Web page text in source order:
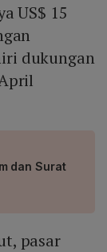
US$ 15
dukungan
dan Surat
pasar